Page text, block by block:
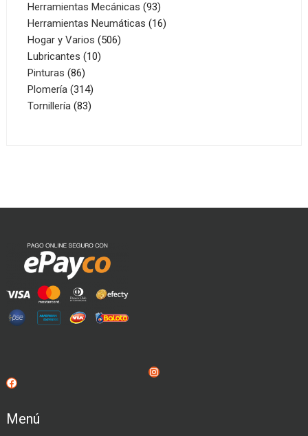
productos
Herramientas Mecánicas 9393
productos
Herramientas Neumáticas 1616
Hogar y Varios 506506
Lubricantes 1010
Pinturas 8686
productos
Plomería 314314
productos
Tornillería 8383
Instagram
Facebook
Menú